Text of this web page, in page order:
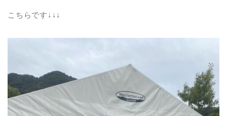
こちらです↓↓↓